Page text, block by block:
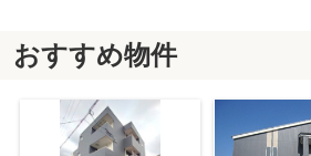
おすすめ物件